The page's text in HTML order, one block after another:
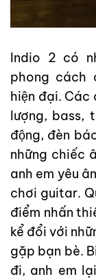
Indio 2 có
phong cách
hiện đại. Các
lượng, bass,
động, đèn
những chiếc
anh em yêu
chơi guitar.
điểm nhấn
kể đổi với
gặp bạn bè.
đi, anh em